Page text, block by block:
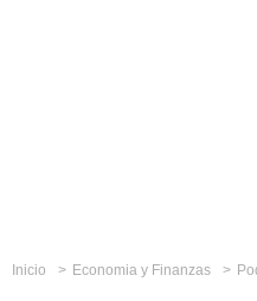
Inicio Economia y Finanzas